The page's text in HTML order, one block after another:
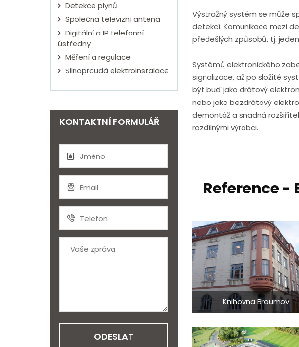
Detekce plynů
Společná televizní anténa
Digitální a IP telefonní
ústředny
Měření a regulace
Silnoproudá elektroinstalace
KONTAKTNÍ FORMULÁŘ
Výstražný systém se může
detekcí. Komunikace mezi
předešlých způsobů, tj.
Systémů elektronického
signalizace, až po složité
být buď jako drátový
nebo jako bezdrátový
demontáž a snadná
rozdílnými výrobci.
Reference -
Knihovna Broumov